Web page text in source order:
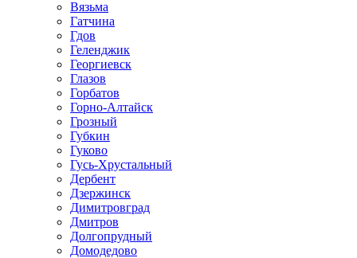
Вязьма
Гатчина
Гдов
Геленджик
Георгиевск
Глазов
Горбатов
Горно-Алтайск
Грозный
Губкин
Гуково
Гусь-Хрустальный
Дербент
Дзержинск
Димитровград
Дмитров
Долгопрудный
Домодедово